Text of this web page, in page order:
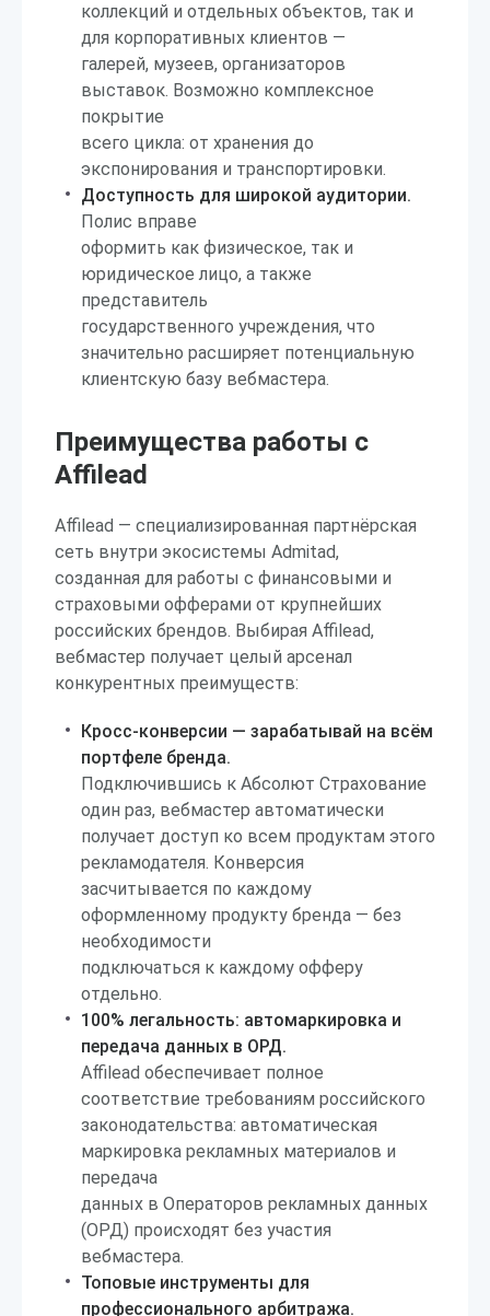
коллекций и отдельных объектов, так и
для корпоративных клиентов —
галерей, музеев, организаторов
выставок. Возможно комплексное
покрытие
всего цикла: от хранения до
экспонирования и транспортировки.
Доступность для широкой аудитории.
Полис вправе
оформить как физическое, так и
юридическое лицо, а также
представитель
государственного учреждения, что
значительно расширяет потенциальную
клиентскую базу вебмастера.
Преимущества работы с
Affilead
Affilead — специализированная партнёрская
сеть внутри экосистемы Admitad,
созданная для работы с финансовыми и
страховыми офферами от крупнейших
российских брендов. Выбирая Affilead,
вебмастер получает целый арсенал
конкурентных преимуществ:
Кросс-конверсии — зарабатывай на всём
портфеле бренда.
Подключившись к Абсолют Страхование
один раз, вебмастер автоматически
получает доступ ко всем продуктам этого
рекламодателя. Конверсия
засчитывается по каждому
оформленному продукту бренда — без
необходимости
подключаться к каждому офферу
отдельно.
100% легальность: автомаркировка и
передача данных в ОРД.
Affilead обеспечивает полное
соответствие требованиям российского
законодательства: автоматическая
маркировка рекламных материалов и
передача
данных в Операторов рекламных данных
(ОРД) происходят без участия
вебмастера.
Топовые инструменты для
профессионального арбитража.